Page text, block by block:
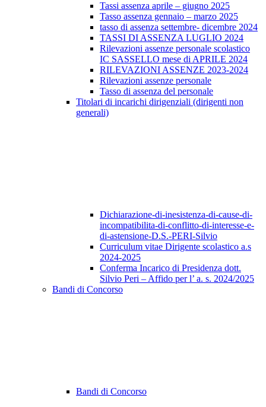
Tassi assenza aprile – giugno 2025
Tasso assenza gennaio – marzo 2025
tasso di assenza settembre- dicembre 2024
TASSI DI ASSENZA LUGLIO 2024
Rilevazioni assenze personale scolastico
IC SASSELLO mese di APRILE 2024
RILEVAZIONI ASSENZE 2023-2024
Rilevazioni assenze personale
Tasso di assenza del personale
Titolari di incarichi dirigenziali (dirigenti non
generali)
Dichiarazione-di-inesistenza-di-cause-di-
incompatibilita-di-conflitto-di-interesse-e-
di-astensione-D.S.-PERI-Silvio
Curriculum vitae Dirigente scolastico a.s
2024-2025
Conferma Incarico di Presidenza dott.
Silvio Peri – Affido per l’ a. s. 2024/2025
Bandi di Concorso
Bandi di Concorso